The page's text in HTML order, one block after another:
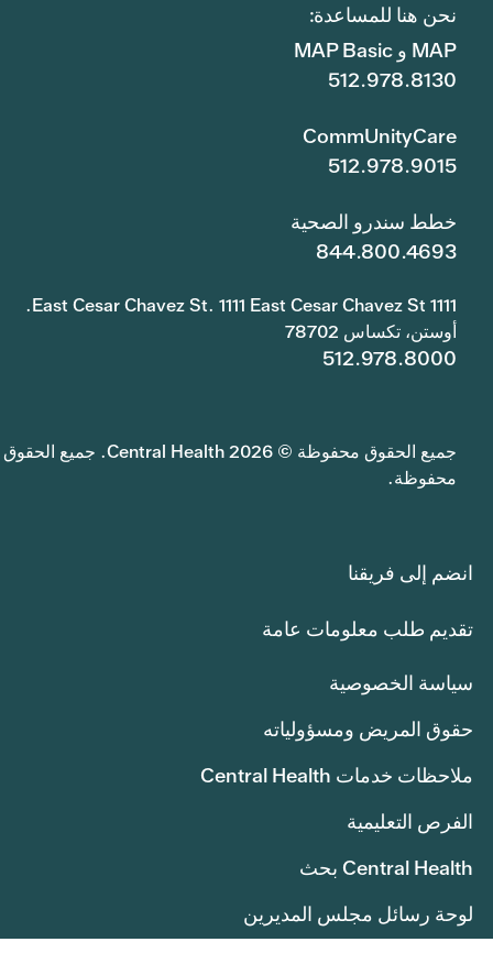
نحن هنا للمساعدة:
MAP و MAP Basic
512.978.8130
CommUnityCare
512.978.9015
خطط سندرو الصحية
844.800.4693
1111 East Cesar Chavez St. 1111 East Cesar Chavez St.
أوستن، تكساس 78702
512.978.8000
جميع الحقوق محفوظة © 2026 Central Health. جميع الحقوق
محفوظة.
انضم إلى فريقنا
تقديم طلب معلومات عامة
سياسة الخصوصية
حقوق المريض ومسؤولياته
ملاحظات خدمات Central Health
الفرص التعليمية
Central Health بحث
لوحة رسائل مجلس المديرين